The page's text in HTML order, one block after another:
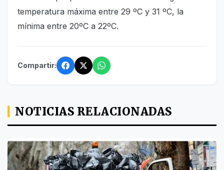
temperatura máxima entre 29 ºC y 31 ºC, la
mínima entre 20ºC a 22ºC.
Compartir:
NOTICIAS RELACIONADAS